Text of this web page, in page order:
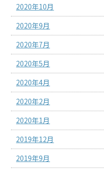
2020年10月
2020年9月
2020年7月
2020年5月
2020年4月
2020年2月
2020年1月
2019年12月
2019年9月